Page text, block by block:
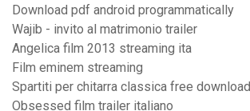
Download pdf android programmatically
Wajib - invito al matrimonio trailer
Angelica film 2013 streaming ita
Film eminem streaming
Spartiti per chitarra classica free download
Obsessed film trailer italiano